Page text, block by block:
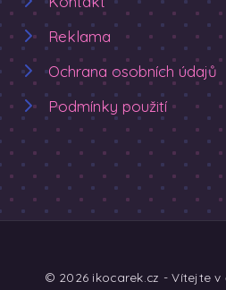
Reklama
Ochrana osobních údajů
Podmínky použití
© 2026 ikocarek.cz - Vítejte